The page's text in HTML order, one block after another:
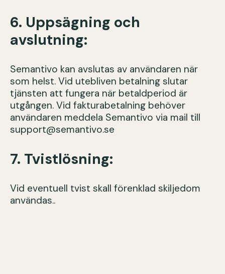
6. Uppsägning och
avslutning:
Semantivo kan avslutas av användaren när
som helst. Vid utebliven betalning slutar
tjänsten att fungera när betaldperiod är
utgången. Vid fakturabetalning behöver
användaren meddela Semantivo via mail till
support@semantivo.se
7. Tvistlösning:
Vid eventuell tvist skall förenklad skiljedom
användas..